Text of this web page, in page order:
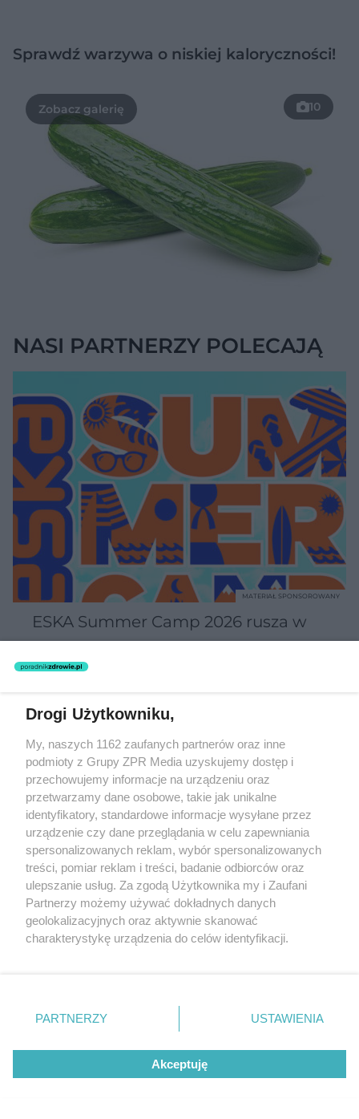
Sprawdź warzywa o niskiej kaloryczności!
10
NASI PARTNERZY POLECAJĄ
ESKA Summer Camp 2026 rusza w
spróbuj kultowych Michałków z
MATERIAŁ SPONSOROWANY
MUZYKA
Drogi Użytkowniku,
My, naszych 1162 zaufanych partnerów oraz inne
podmioty z Grupy ZPR Media uzyskujemy dostęp i
przechowujemy informacje na urządzeniu oraz
przetwarzamy dane osobowe, takie jak unikalne
identyfikatory, standardowe informacje wysyłane przez
urządzenie czy dane przeglądania w celu zapewniania
spersonalizowanych reklam, wybór spersonalizowanych
treści, pomiar reklam i treści, badanie odbiorców oraz
ulepszanie usług. Za zgodą Użytkownika my i Zaufani
Partnerzy możemy używać dokładnych danych
geolokalizacyjnych oraz aktywnie skanować
charakterystykę urządzenia do celów identyfikacji.
zmienić/wycofać klikając przycisk ustawień prywatności
znajdujący się w lewym dolnym rogu strony
rodzaje przetwarzania danych nie wymagają zgody
użytkownika, ale masz prawo sprzeciwić się takiemu
przetwarzaniu. Preferencje będą miały zastosowanie tylko
PARTNERZY USTAWIENIA
Akceptuję